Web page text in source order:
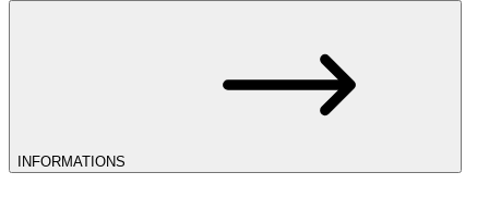
INFORMATIONS